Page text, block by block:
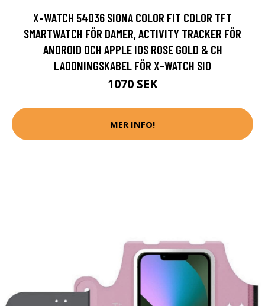
X-WATCH 54036 SIONA COLOR FIT COLOR TFT
SMARTWATCH FÖR DAMER, ACTIVITY TRACKER FÖR
ANDROID OCH APPLE IOS ROSE GOLD & CH
LADDNINGSKABEL FÖR X-WATCH SIO
1070 SEK
MER INFO!